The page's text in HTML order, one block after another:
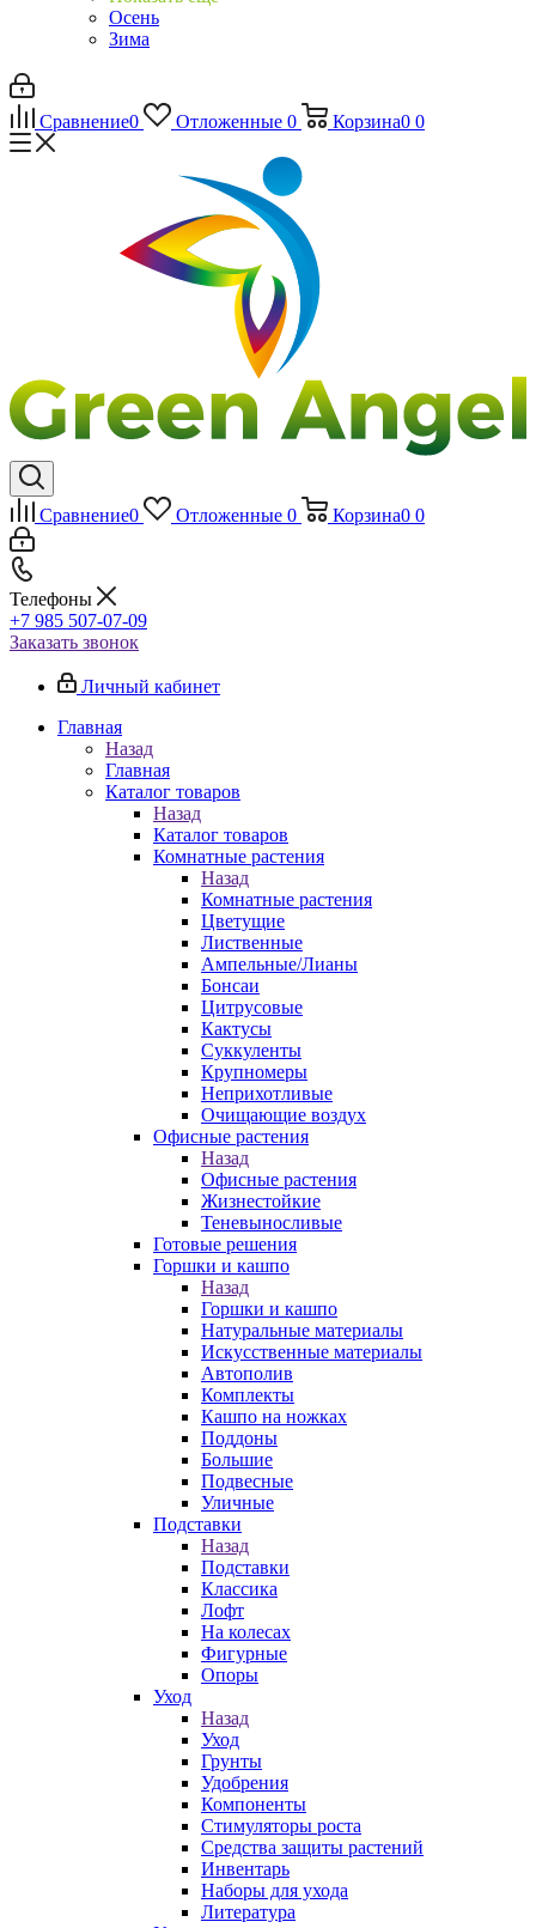
Осень
Зима
Сравнение0 Отложенные 0 Корзина0 0
Сравнение0 Отложенные 0 Корзина0 0
Телефоны
+7 985 507-07-09
Заказать звонок
Личный кабинет
Главная
Назад
Главная
Каталог товаров
Назад
Каталог товаров
Комнатные растения
Назад
Комнатные растения
Цветущие
Лиственные
Ампельные/Лианы
Бонсаи
Цитрусовые
Кактусы
Суккуленты
Крупномеры
Неприхотливые
Очищающие воздух
Офисные растения
Назад
Офисные растения
Жизнестойкие
Теневыносливые
Готовые решения
Горшки и кашпо
Назад
Горшки и кашпо
Натуральные материалы
Искусственные материалы
Автополив
Комплекты
Кашпо на ножках
Поддоны
Большие
Подвесные
Уличные
Подставки
Назад
Подставки
Классика
Лофт
На колесах
Фигурные
Опоры
Уход
Назад
Уход
Грунты
Удобрения
Компоненты
Стимуляторы роста
Средства защиты растений
Инвентарь
Наборы для ухода
Литература